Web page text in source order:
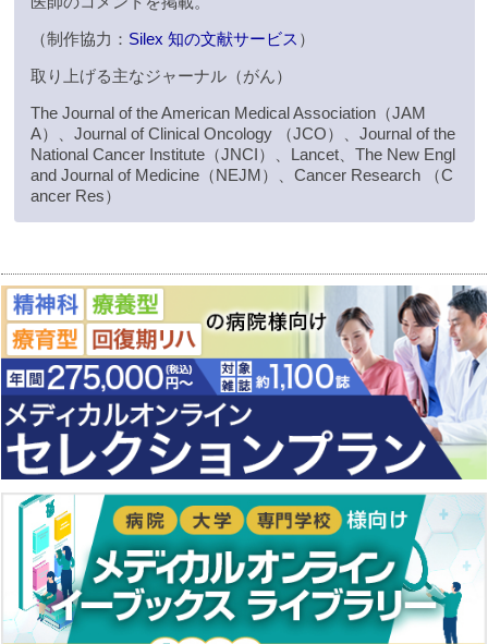
（制作協力： Silex 知の文献サービス ）
取り上げる主なジャーナル（がん）
The Journal of the American Medical Association（JAM
A）、Journal of Clinical Oncology （JCO）、Journal of the
National Cancer Institute（JNCI）、Lancet、The New Engl
and Journal of Medicine（NEJM）、Cancer Research （C
ancer Res）